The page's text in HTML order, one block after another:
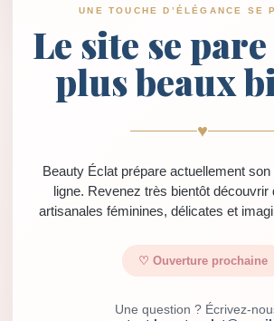
UNE TOUCHE D’ÉLÉGANCE SE
Le site se pare
plus beaux
♥
Beauty Éclat prépare actuellement
ligne. Revenez très bientôt découvrir
artisanales féminines, délicates et
♡ Ouverture prochaine
Une question ? Écrivez-